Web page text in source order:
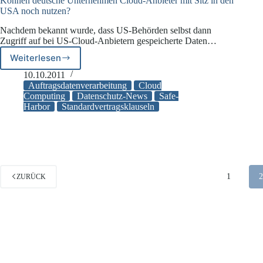
USA noch nutzen?
Nachdem bekannt wurde, dass US-Behörden selbst dann
Zugriff auf bei US-Cloud-Anbietern gespeicherte Daten…
Weiterlesen
Können
deutsche
Unternehmen
Cloud-
Anbieter
noch
10.10.2011
Auftragsdatenverarbeitung
Cloud
Computing
Datenschutz-News
Safe-
Harbor
Standardvertragsklauseln
ZURÜCK 1 2